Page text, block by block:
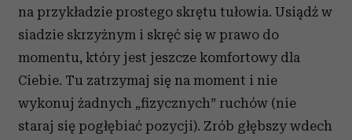
na przykładzie prostego skrętu tułowia. Usiądź w
siadzie skrzyżnym i skręć się w prawo do
momentu, który jest jeszcze komfortowy dla
Ciebie. Tu zatrzymaj się na moment i nie
wykonuj żadnych „fizycznych” ruchów (nie
staraj się pogłębiać pozycji). Zrób głębszy wdech